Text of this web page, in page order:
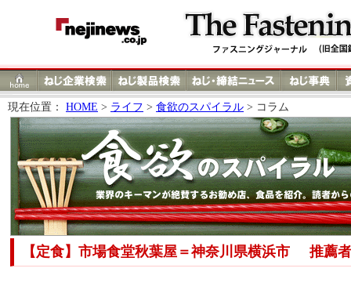
現在位置： HOME > ライフ > 食欲のスパイラル > コラム
【定食】市場食堂秋葉屋＝神奈川県横浜市 推薦